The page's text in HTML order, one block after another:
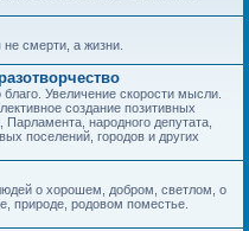
смерти, а жизни.
Увеличение скорости мысли.
создание позитивных
народного депутата,
поселений, городов и других
о хорошем, добром, светлом, о
природе, родовом поместье.